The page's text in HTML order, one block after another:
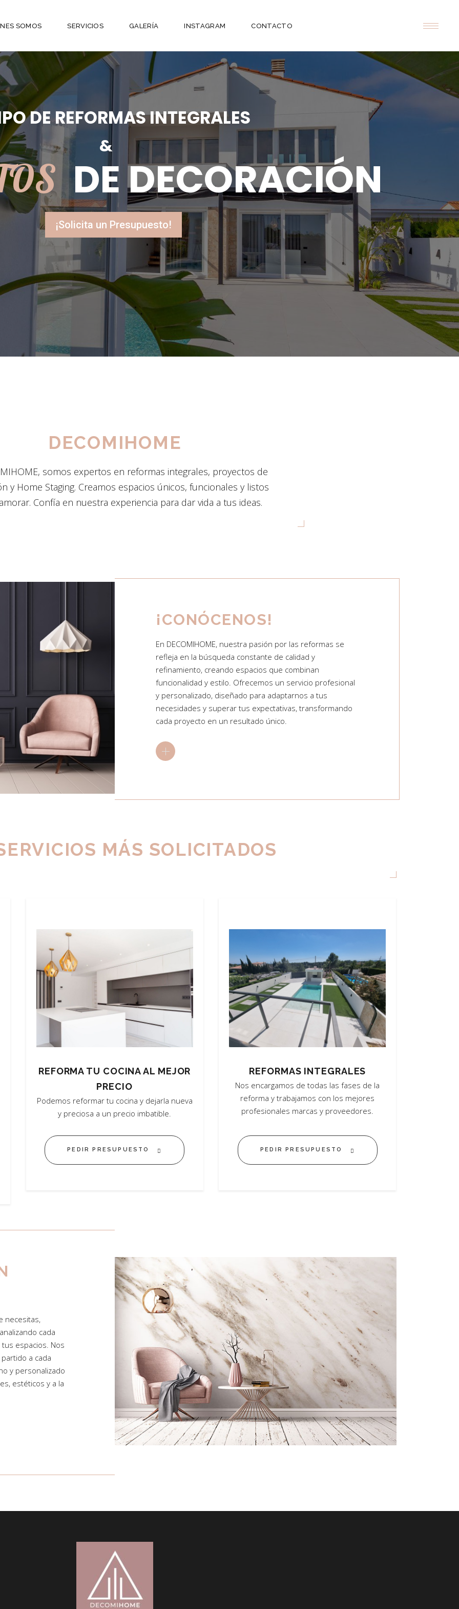
SOMOS SERVICIOS GALERÍA INSTAGRAM CONTACTO
DECOMIHOME
somos expertos en reformas integrales, proyectos de
y Home Staging. Creamos espacios únicos, funcionales y listos
Confía en nuestra experiencia para dar vida a tus ideas.
¡CONÓCENOS!
En DECOMIHOME, nuestra pasión por las reformas se
refleja en la búsqueda constante de calidad y
refinamiento, creando espacios que combinan
funcionalidad y estilo. Ofrecemos un servicio profesional
y personalizado, diseñado para adaptarnos a tus
necesidades y superar tus expectativas, transformando
cada proyecto en un resultado único.
MÁS SOLICITADOS
REFORMA TU COCINA AL MEJOR
PRECIO
Podemos reformar tu cocina y dejarla nueva
y preciosa a un precio imbatible.
PEDIR PRESUPUESTO
REFORMAS INTEGRALES
Nos encargamos de todas las fases de la
reforma y trabajamos con los mejores
profesionales marcas y proveedores.
PEDIR PRESUPUESTO
necesitas,
cada
espacios. Nos
a cada
y personalizado
estéticos y a la